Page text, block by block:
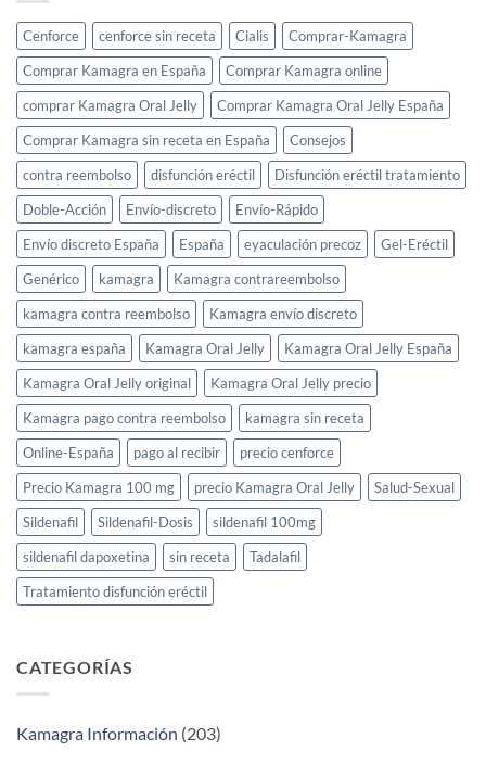
Cenforce cenforce sin receta Cialis
Comprar-Kamagra
Comprar Kamagra en España
Comprar Kamagra online
comprar Kamagra Oral Jelly
Comprar Kamagra Oral Jelly España
Comprar Kamagra sin receta en España
Consejos
contra reembolso
disfunción eréctil
Disfunción eréctil tratamiento
Doble-Acción
Envío-discreto
Envío-Rápido
Envío discreto España
España eyaculación precoz
Gel-Eréctil
Genérico
kamagra
Kamagra contrareembolso
kamagra contra reembolso
Kamagra envío discreto
kamagra españa
Kamagra Oral Jelly
Kamagra Oral Jelly España
Kamagra Oral Jelly original
Kamagra Oral Jelly precio
Kamagra pago contra reembolso
kamagra sin receta
Online-España
pago al recibir
precio cenforce
Precio Kamagra 100 mg
precio Kamagra Oral Jelly
Salud-Sexual
Sildenafil
Sildenafil-Dosis
sildenafil 100mg
sildenafil dapoxetina
sin receta
Tadalafil
Tratamiento disfunción eréctil
CATEGORÍAS
Kamagra Información (203)